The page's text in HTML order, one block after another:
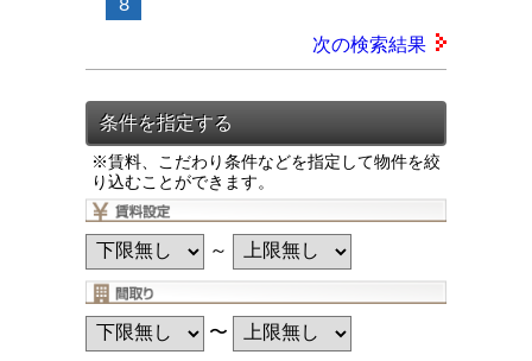
8
次の検索結果
※賃料、こだわり条件などを指定して物件を絞
り込むことができます。
～
〜